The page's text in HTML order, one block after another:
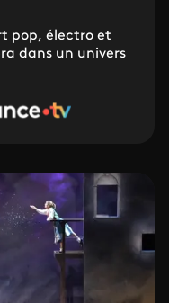
pop, électro et
dans un univers